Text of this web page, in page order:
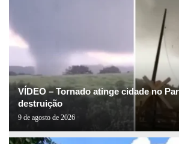
VÍDEO – Tornado atinge cidade no
destruição
9 de agosto de 2026